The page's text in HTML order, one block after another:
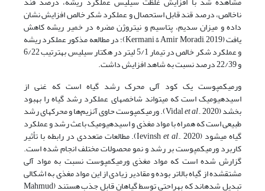
ناخالص، درصد قند قابل استحصال و عملکرد شکر خالص افزایش نشان
داده و میزان سدیم، پتاسیم و نیتروژن مضره در خمیر ریشه کاهش
یافت (Kermani & Amir Moradi, 2019)؛ در مطالعه مذکور عملکرد ریشه
و عملکرد شکر خالص در تیمار 5/1 لیتر در هکتار سیلیس به­ترتیب 6/22
و 22/39 درصد نسبت به شاهد افزایش داشت.
ورمی­کمپوست یک کود آلی محرک رشد گیاه است که غنی از
اسیدهیومیک است که می­تواند شاخص­های عملکرد رشد گیاه را بهبود
بخشد (Vidal et al ., 2020). ورمی­کمپوست حاوی آنزیم‌ها و محرک­های رشد
طبیعی است که همراه با مواد مغذی و اسیدهیومیک باعث رشد و عملکرد
گیاه می­شود (Ievinsh et al ., 2020). مطالعات متعددی در رابطه ‌با تأثیر
کاربرد ورمی­کمپوست بر رشد و نمو محصولات مختلف انجام شده است.
گزارش شده است که مواد مغذی ورمی­کمپوست نسبت به مواد آلی
مشتق­شده از گیاه بالاتر بوده و مقادیر زیادی از این مواد مغذی به اشکالی
تبدیل شده­اند که به­راحتی توسط گیاهان قابل‌ جذب هستند (Mahmud